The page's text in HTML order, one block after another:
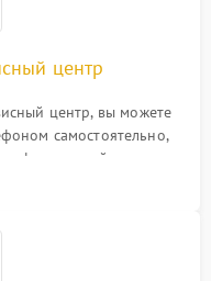
центр
центр, вы можете
самостоятельно,
на сайте